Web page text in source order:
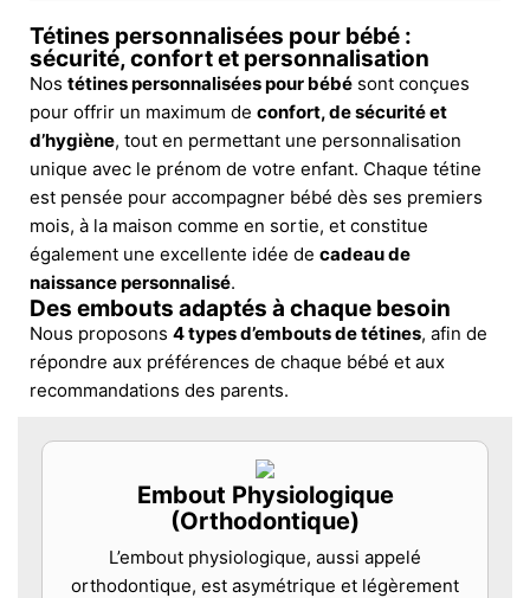
Tétines personnalisées pour bébé :
sécurité, confort et personnalisation
Nos tétines personnalisées pour bébé sont conçues
pour offrir un maximum de confort, de sécurité et
d’hygiène, tout en permettant une personnalisation
unique avec le prénom de votre enfant. Chaque tétine
est pensée pour accompagner bébé dès ses premiers
mois, à la maison comme en sortie, et constitue
également une excellente idée de cadeau de
naissance personnalisé.
Des embouts adaptés à chaque besoin
Nous proposons 4 types d’embouts de tétines, afin de
répondre aux préférences de chaque bébé et aux
recommandations des parents.
Embout Physiologique
(Orthodontique)
L’embout physiologique, aussi appelé
orthodontique, est asymétrique et légèrement